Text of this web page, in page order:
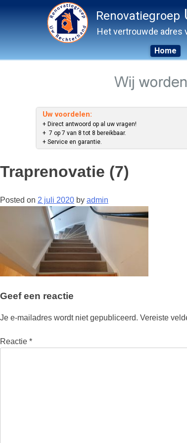
Renovatiegroep
Het vertrouwde adres
Home
Uw voordelen:
+ Direct antwoord op al uw vragen!
+ 7 op 7 van 8 tot 8 bereikbaar.
+ Service en garantie.
Traprenovatie (7)
Posted on 2 juli 2020 by admin
Geef een reactie
Je e-mailadres wordt niet gepubliceerd. Vereiste
Reactie *